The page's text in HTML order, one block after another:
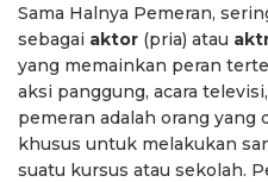
Sama Halnya Pemeran,
sebagai aktor (pria) atau
yang memainkan peran
aksi panggung, acara
pemeran adalah orang yang
khusus untuk melakukan
suatu kursus atau sekolah.